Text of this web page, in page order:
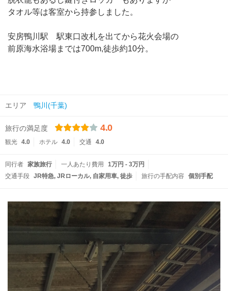
タオル等は客室から持参しました。
安房鴨川駅 駅東口改札を出てから花火会場の
前原海水浴場までは700m,徒歩約10分。
エリア 鴨川(千葉)
旅行の満足度 4.0
観光 4.0 ホテル 4.0 交通 4.0
同行者 家族旅行 一人あたり費用
1万円 - 3万円
交通手段 JR特急 JRローカル 自家用車 徒歩 旅行の手配内容 個別手配